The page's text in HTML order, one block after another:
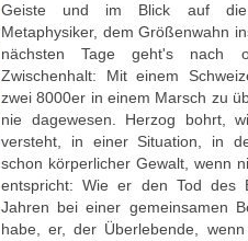
Geiste und im Blick auf die
Metaphysiker, dem Größenwahn
nächsten Tage geht's nach
Zwischenhalt: Mit einem
zwei 8000er in einem Marsch zu
nie dagewesen. Herzog bohrt,
versteht, in einer Situation, in
schon körperlicher Gewalt, wenn
entspricht: Wie er den Tod des
Jahren bei einer gemeinsamen
habe, er, der Überlebende,